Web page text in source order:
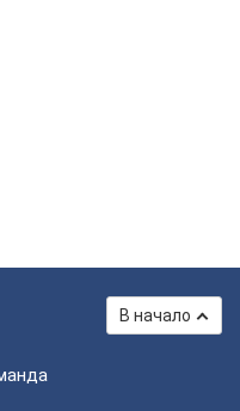
В начало